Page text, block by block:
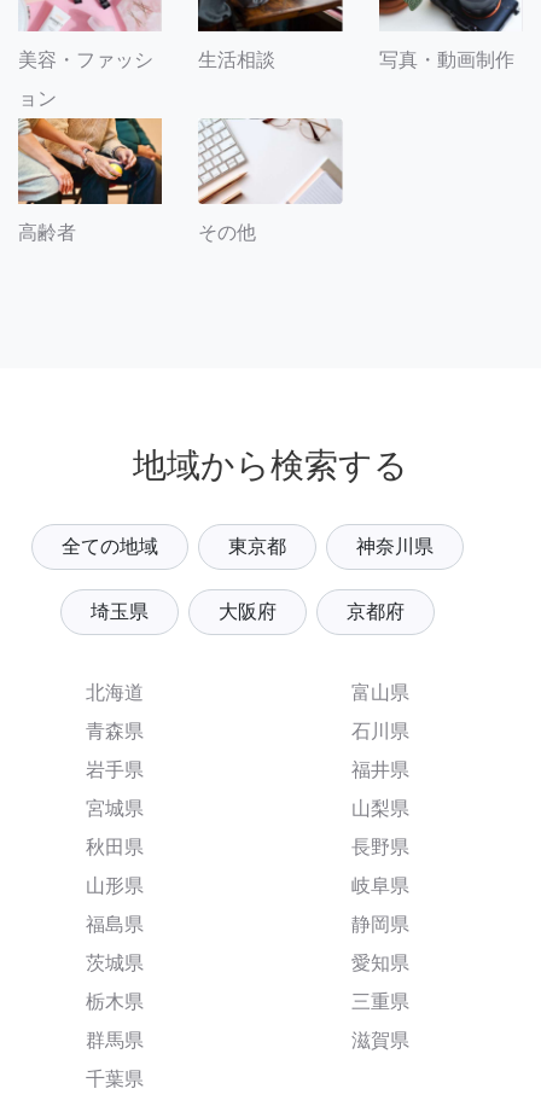
美容・ファッシ
ョン
生活相談 写真・動画制作
高齢者 その他
地域から検索する
全ての地域 東京都 神奈川県
埼玉県 大阪府 京都府
北海道
青森県
岩手県
宮城県
秋田県
山形県
福島県
茨城県
栃木県
群馬県
千葉県
富山県
石川県
福井県
山梨県
長野県
岐阜県
静岡県
愛知県
三重県
滋賀県